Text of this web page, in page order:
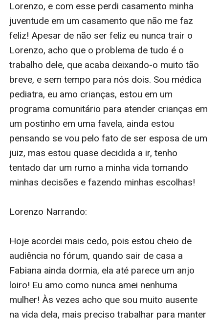
Lorenzo, e com esse perdi casamento minha
juventude em um casamento que não me faz
feliz! Apesar de não ser feliz eu nunca trair o
Lorenzo, acho que o problema de tudo é o
trabalho dele, que acaba deixando-o muito tão
breve, e sem tempo para nós dois. Sou médica
pediatra, eu amo crianças, estou em um
programa comunitário para atender crianças em
um postinho em uma favela, ainda estou
pensando se vou pelo fato de ser esposa de um
juiz, mas estou quase decidida a ir, tenho
tentado dar um rumo a minha vida tomando
minhas decisões e fazendo minhas escolhas!
Lorenzo Narrando:
Hoje acordei mais cedo, pois estou cheio de
audiência no fórum, quando sair de casa a
Fabiana ainda dormia, ela até parece um anjo
loiro! Eu amo como nunca amei nenhuma
mulher! Às vezes acho que sou muito ausente
na vida dela, mais preciso trabalhar para manter